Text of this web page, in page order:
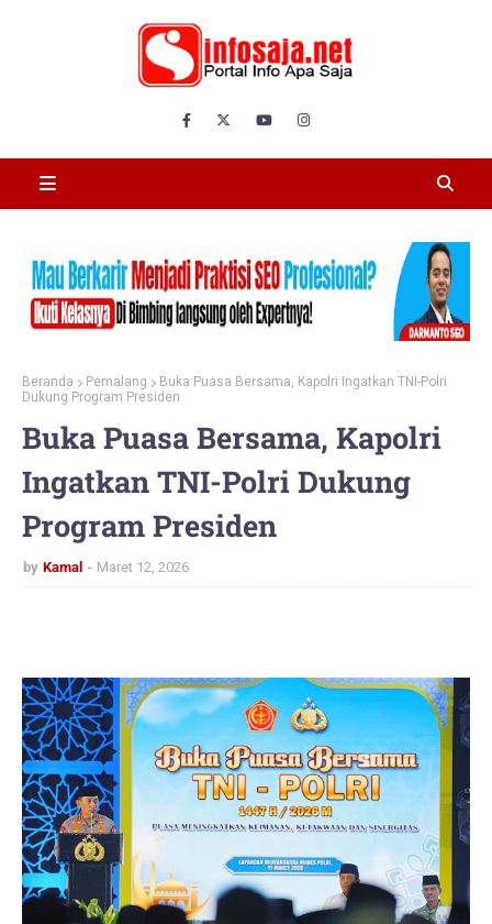
Beranda Pemalang
Buka Puasa Bersama, Kapolri Ingatkan TNI-Polri
Dukung Program Presiden
Buka Puasa Bersama, Kapolri
Ingatkan TNI-Polri Dukung
Program Presiden
by Kamal Maret 12, 2026